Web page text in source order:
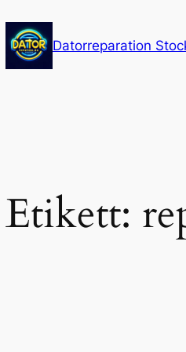
Datorreparation
Etikett: